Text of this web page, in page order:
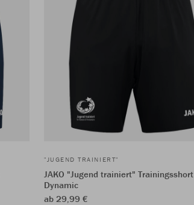
"JUGEND TRAINIERT"
JAKO "Jugend trainiert" Trainingsshort
Dynamic
ab 29,99 €